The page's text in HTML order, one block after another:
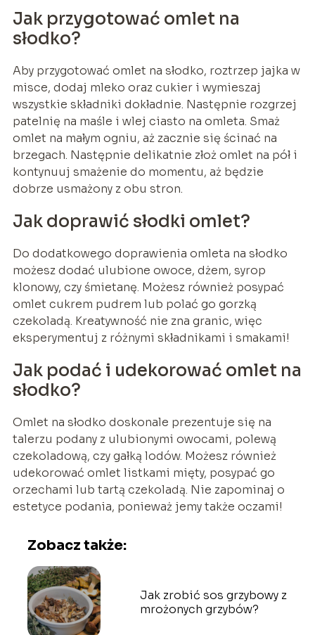
Jak przygotować omlet na
słodko?
Aby przygotować omlet na słodko, roztrzep jajka w
misce, dodaj mleko oraz cukier i wymieszaj
wszystkie składniki dokładnie. Następnie rozgrzej
patelnię na maśle i wlej ciasto na omleta. Smaż
omlet na małym ogniu, aż zacznie się ścinać na
brzegach. Następnie delikatnie złoż omlet na pół i
kontynuuj smażenie do momentu, aż będzie
dobrze usmażony z obu stron.
Jak doprawić słodki omlet?
Do dodatkowego doprawienia omleta na słodko
możesz dodać ulubione owoce, dżem, syrop
klonowy, czy śmietanę. Możesz również posypać
omlet cukrem pudrem lub polać go gorzką
czekoladą. Kreatywność nie zna granic, więc
eksperymentuj z różnymi składnikami i smakami!
Jak podać i udekorować omlet na
słodko?
Omlet na słodko doskonale prezentuje się na
talerzu podany z ulubionymi owocami, polewą
czekoladową, czy gałką lodów. Możesz również
udekorować omlet listkami mięty, posypać go
orzechami lub tartą czekoladą. Nie zapominaj o
estetyce podania, ponieważ jemy także oczami!
Zobacz także:
Jak zrobić sos grzybowy z
mrożonych grzybów?